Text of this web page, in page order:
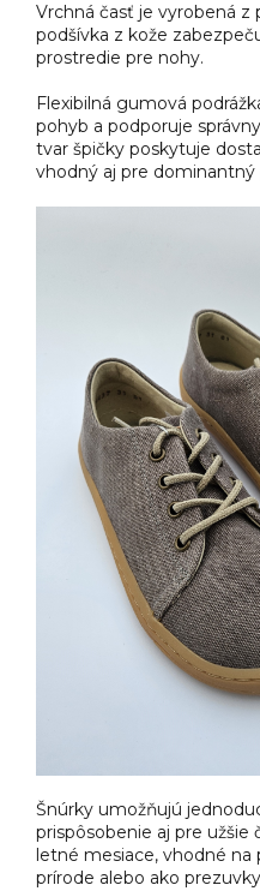
Vrchná časť je vyrobená
podšívka z kože
prostredie pre nohy.
Flexibilná gumová
pohyb a podporuje
tvar špičky poskytuje
vhodný aj pre dominantný
Šnúrky umožňujú
prispôsobenie aj pre užšie
letné mesiace, vhodné
prírode alebo ako